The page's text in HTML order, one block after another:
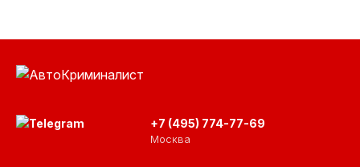
+7 (495) 774-77-69
Москва